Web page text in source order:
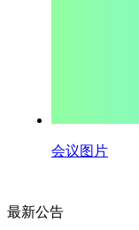
会议图片
最新公告